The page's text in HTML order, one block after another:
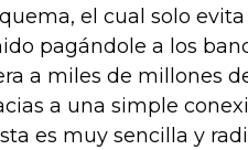
el cual solo
pagándole a los
a miles de millones
a una simple
es muy sencilla y